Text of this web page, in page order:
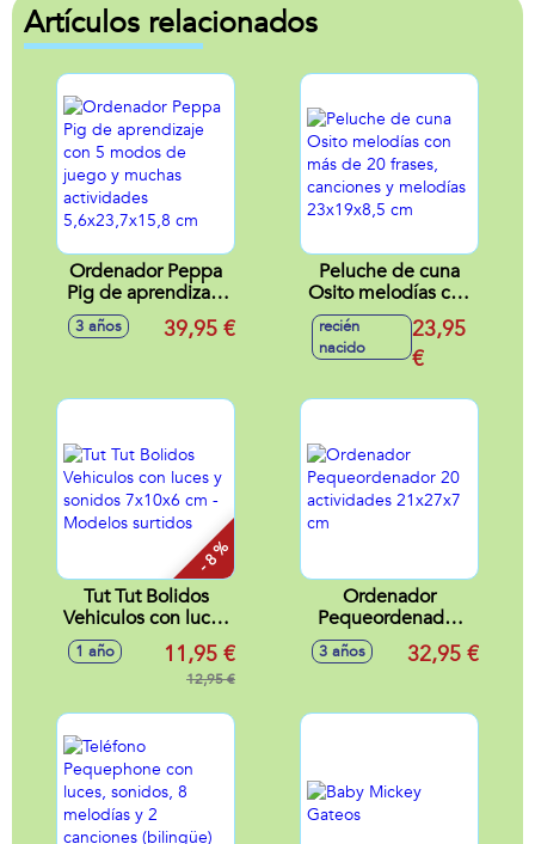
Artículos relacionados
Ordenador Peppa
Pig de aprendizaje
con 5 modos de
juego y muchas
3 años 39,95 €
Peluche de cuna
Osito melodías con
más de 20 frases,
canciones y
melodías
recién
nacido
23,95
€
- 8 %
Tut Tut Bolidos
Vehiculos con luces
y sonidos 7x10x6
cm - Modelos
1 año 11,95 €
12,95 €
Ordenador
Pequeordenador
20 actividades
21x27x7 cm
3 años 32,95 €